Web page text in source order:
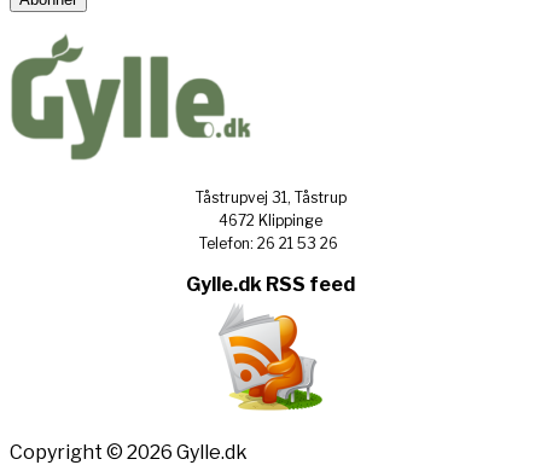
Tåstrupvej 31, Tåstrup
4672 Klippinge
Telefon: 26 21 53 26
Gylle.dk RSS feed
Copyright © 2026 Gylle.dk